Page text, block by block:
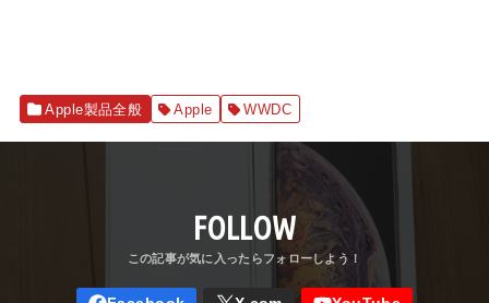
Apple製品全般 Apple WWDC
FOLLOW